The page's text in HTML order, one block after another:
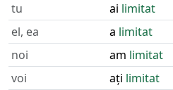
tu
ai limitat
el, ea
a limitat
noi
am limitat
voi
ați limitat